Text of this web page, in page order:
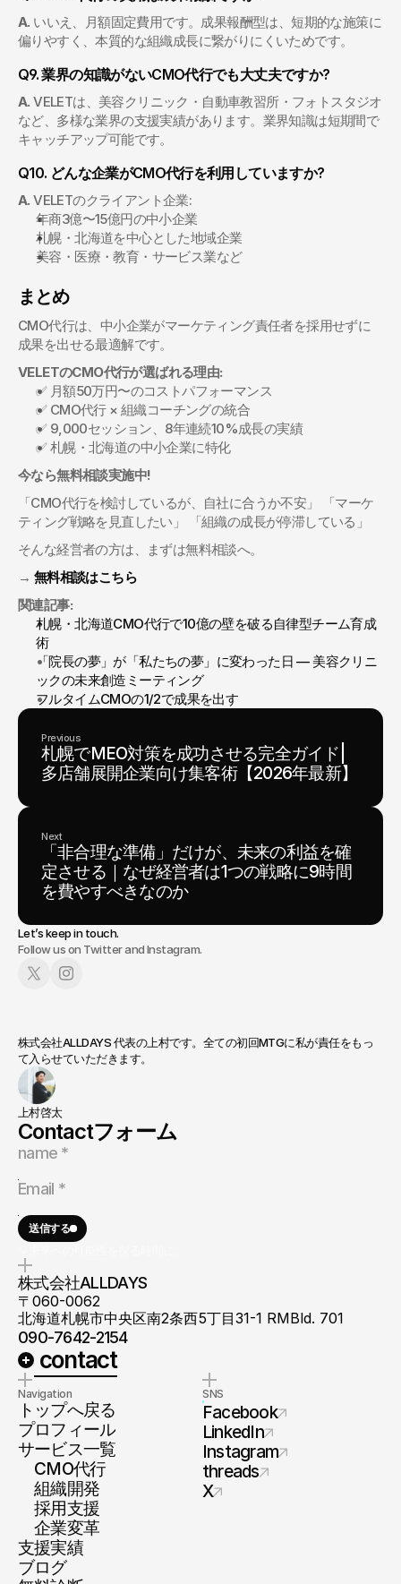
A. いいえ、月額固定費用です。成果報酬型は、短期的な施策に
偏りやすく、本質的な組織成長に繋がりにくいためです。
Q9. 業界の知識がないCMO代行でも大丈夫ですか?
A. VELETは、美容クリニック・自動車教習所・フォトスタジオ
など、多様な業界の支援実績があります。業界知識は短期間で
キャッチアップ可能です。
Q10. どんな企業がCMO代行を利用していますか?
A. VELETのクライアント企業:
年商3億〜15億円の中小企業
札幌・北海道を中心とした地域企業
美容・医療・教育・サービス業など
まとめ
CMO代行は、中小企業がマーケティング責任者を採用せずに
成果を出せる最適解です。
VELETのCMO代行が選ばれる理由:
✅ 月額50万円〜のコストパフォーマンス
✅ CMO代行 × 組織コーチングの統合
✅ 9,000セッション、8年連続10%成長の実績
✅ 札幌・北海道の中小企業に特化
今なら無料相談実施中!
「CMO代行を検討しているが、自社に合うか不安」 「マーケ
ティング戦略を見直したい」 「組織の成長が停滞している」
そんな経営者の方は、まずは無料相談へ。
→ 無料相談はこちら
関連記事:
札幌・北海道CMO代行で10億の壁を破る自律型チーム育成
術
「院長の夢」が「私たちの夢」に変わった日 — 美容クリニ
ックの未来創造ミーティング
フルタイムCMOの1/2で成果を出す
Previous
札幌でMEO対策を成功させる完全ガイド|
多店舗展開企業向け集客術【2026年最新】
Next
「非合理な準備」だけが、未来の利益を確
定させる｜なぜ経営者は1つの戦略に9時間
を費やすべきなのか
Let’s keep in touch.
Follow us on Twitter and Instagram.
株式会社ALLDAYS 代表の上村です。全ての初回MTGに私が責任をもっ
て入らせていただきます。
上村啓太
Contactフォーム
送信する
株式会社ALLDAYS
〒060-0062
北海道札幌市中央区南2条西5丁目31-1 RMBld. 701
090-7642-2154
contact
Navigation
トップへ戻る
プロフィール
サービス一覧
CMO代行
組織開発
採用支援
企業変革
支援実績
ブログ
SNS
Facebook
LinkedIn
Instagram
threads
X